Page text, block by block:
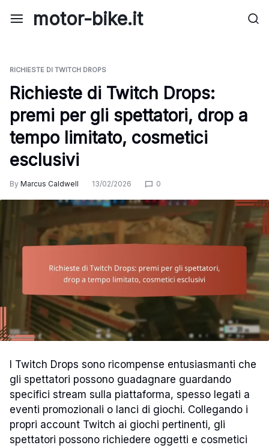
motor-bike.it
RICHIESTE DI TWITCH DROPS
Richieste di Twitch Drops:
premi per gli spettatori, drop a
tempo limitato, cosmetici
esclusivi
By Marcus Caldwell 13/02/2026 0
I Twitch Drops sono ricompense entusiasmanti che
gli spettatori possono guadagnare guardando
specifici stream sulla piattaforma, spesso legati a
eventi promozionali o lanci di giochi. Collegando i
propri account Twitch ai giochi pertinenti, gli
spettatori possono richiedere oggetti e cosmetici